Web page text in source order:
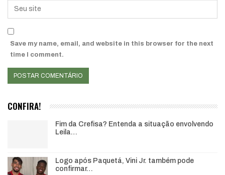
Save my name, email, and website in this browser for the next
time I comment.
CONFIRA!
Fim da Crefisa? Entenda a situação envolvendo
Leila…
Logo após Paquetá, Vini Jr. também pode
confirmar…